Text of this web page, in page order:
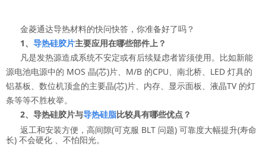
金菱通达导热材料的快问快答，你准备好了吗？
1、 导热硅胶片主要应用在哪些部件上？
凡是发热源造成系统不安定或有后续疑虑者皆须使用。比如新能
源电池电源中的 MOS 晶(芯)片、M/B 的CPU、南北桥、LED 灯具的
铝基板、数位机顶盒的主要晶(芯)片、内存、显示面板、液晶TV 的灯
条等等不胜枚举。
2、导热硅胶片与导热硅脂比较具有哪些优点？
返工和安装方便，高间隙(可克服 BLT 问题) 可靠度大幅提升(寿命
长) 不会硬化 、不怕阳光。